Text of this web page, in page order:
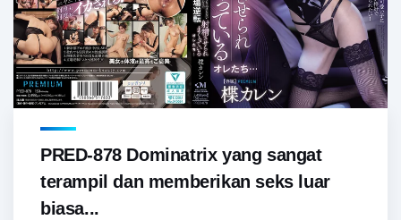
PRED-878 Dominatrix yang sangat
terampil dan memberikan seks luar
biasa...